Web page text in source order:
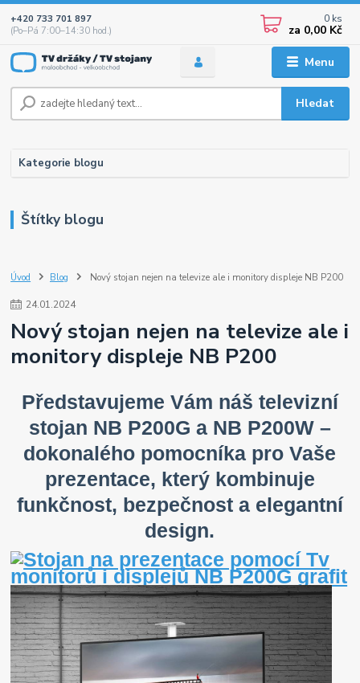
Menu
Hledat
+420 733 701 897
(Po–Pá 7:00–14:30 hod.)
0 ks
za 0,00 Kč
Kategorie blogu
Štítky blogu
Úvod Blog Nový stojan nejen na televize ale i monitory displeje NB P200
24.01.2024
Nový stojan nejen na televize ale i
monitory displeje NB P200
Představujeme Vám náš televizní
stojan NB P200G a NB P200W –
dokonalého pomocníka pro Vaše
prezentace, který kombinuje
funkčnost, bezpečnost a elegantní
design.